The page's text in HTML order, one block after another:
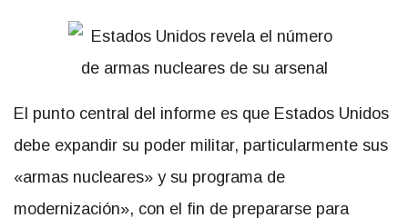
El punto central del informe es que Estados Unidos
debe expandir su poder militar, particularmente sus
«armas nucleares» y su programa de
modernización», con el fin de prepararse para